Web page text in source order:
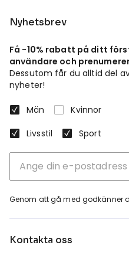
Nyhetsbrev
Få -10% rabatt på ditt
användare och
Dessutom får du alltid del
nyheter!
Män
Kvinnor
Livsstil
Sport
Genom att gå med godkänner
Kontakta oss